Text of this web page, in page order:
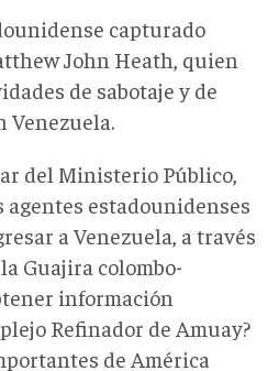
capturado
John Heath, quien
de sabotaje y de
Venezuela.
del Ministerio Público,
agentes estadounidenses
a Venezuela, a través
Guajira colombo-
información
Refinador de Amuay?
de América